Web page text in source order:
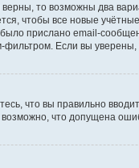
то возможны два
чтобы все новые
прислано email-
Если вы
что вы правильно
что допущена